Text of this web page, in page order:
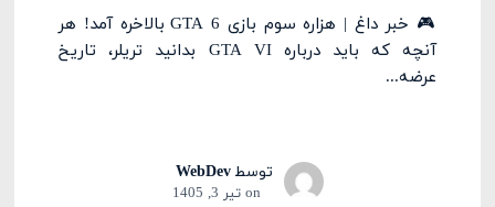
🎮 خبر داغ | هزاره سوم بازی GTA 6 بالاخره آمد! هر
آنچه که باید درباره GTA VI بدانید تریلر، تاریخ
عرضه...
توسطWebDev
on تیر 3, 1405